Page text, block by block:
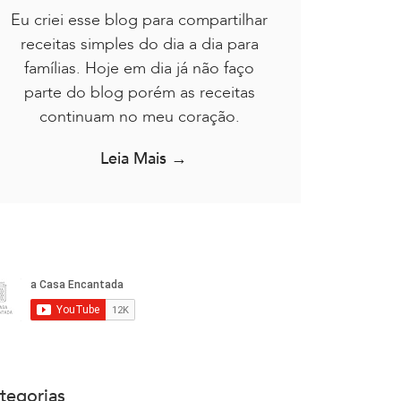
Eu criei esse blog para compartilhar
receitas simples do dia a dia para
famílias. Hoje em dia já não faço
parte do blog porém as receitas
continuam no meu coração.
Leia Mais →